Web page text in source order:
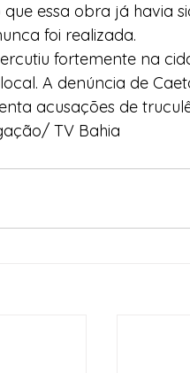
essa obra já havia
foi realizada.
fortemente na
A denúncia de
acusações de
TV Bahia